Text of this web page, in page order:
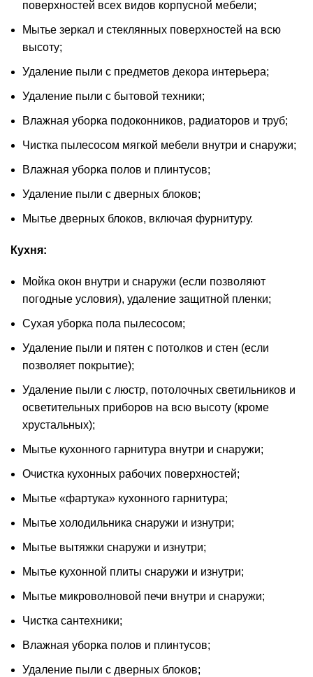
поверхностей всех видов корпусной мебели;
Мытье зеркал и стеклянных поверхностей на всю
высоту;
Удаление пыли с предметов декора интерьера;
Удаление пыли с бытовой техники;
Влажная уборка подоконников, радиаторов и труб;
Чистка пылесосом мягкой мебели внутри и снаружи;
Влажная уборка полов и плинтусов;
Удаление пыли с дверных блоков;
Мытье дверных блоков, включая фурнитуру.
Кухня:
Мойка окон внутри и снаружи (если позволяют
погодные условия), удаление защитной пленки;
Сухая уборка пола пылесосом;
Удаление пыли и пятен с потолков и стен (если
позволяет покрытие);
Удаление пыли с люстр, потолочных светильников и
осветительных приборов на всю высоту (кроме
хрустальных);
Мытье кухонного гарнитура внутри и снаружи;
Очистка кухонных рабочих поверхностей;
Мытье «фартука» кухонного гарнитура;
Мытье холодильника снаружи и изнутри;
Мытье вытяжки снаружи и изнутри;
Мытье кухонной плиты снаружи и изнутри;
Мытье микроволновой печи внутри и снаружи;
Чистка сантехники;
Влажная уборка полов и плинтусов;
Удаление пыли с дверных блоков;